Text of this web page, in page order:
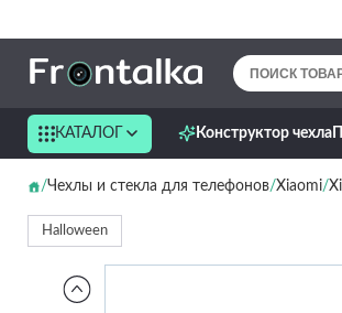
КАТАЛОГ Конструктор чехла
Чехлы и стекла для телефонов Xiaomi
Halloween